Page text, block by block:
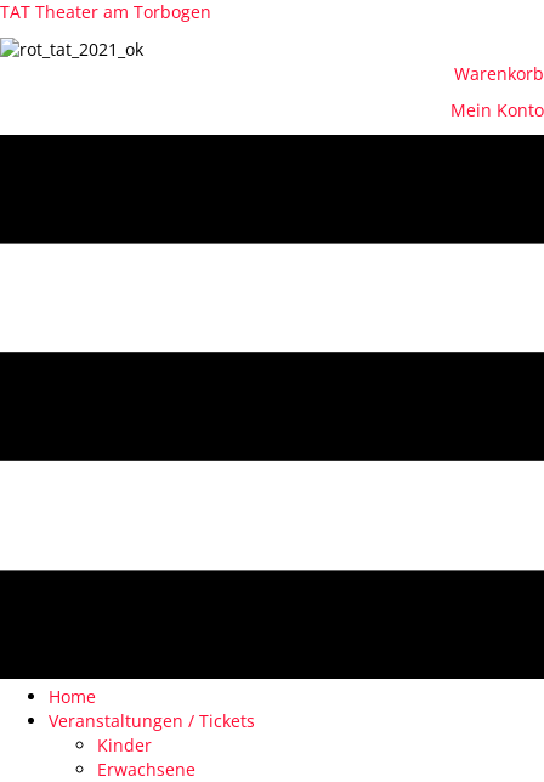
TAT Theater am Torbogen
Warenkorb
Mein Konto
Home
Veranstaltungen / Tickets
Kinder
Erwachsene